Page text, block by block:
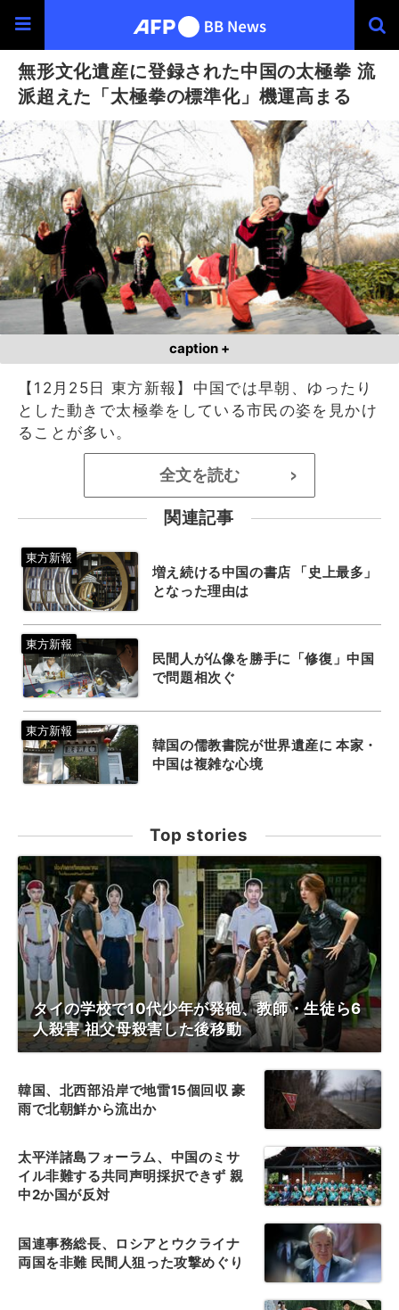
無形文化遺産に登録された中国の太極拳 流
派超えた「太極拳の標準化」機運高まる
caption +
【12月25日 東方新報】中国では早朝、ゆったり
とした動きで太極拳をしている市民の姿を見かけ
ることが多い。
全文を読む >
関連記事
増え続ける中国の書店 「史上最多」
となった理由は
民間人が仏像を勝手に「修復」中国
で問題相次ぐ
韓国の儒教書院が世界遺産に 本家・
中国は複雑な心境
Top stories
タイの学校で10代少年が発砲、教師・生徒ら6
人殺害 祖父母殺害した後移動
韓国、北西部沿岸で地雷15個回収 豪
雨で北朝鮮から流出か
太平洋諸島フォーラム、中国のミサ
イル非難する共同声明採択できず 親
中2か国が反対
国連事務総長、ロシアとウクライナ
両国を非難 民間人狙った攻撃めぐり